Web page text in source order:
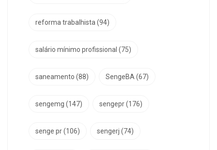
reforma trabalhista (94)
salário mínimo profissional (75)
saneamento (88) SengeBA (67)
sengemg (147) sengepr(176)
senge pr(106) sengerj (74)